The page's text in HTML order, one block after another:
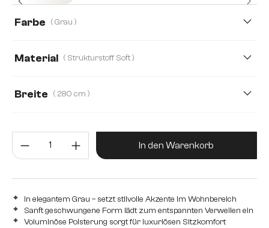
Farbe ( Grau )
Material ( Strukturstoff Soft )
Breite ( 280 cm )
Produkt Anzahl: Gib den
In den Warenkorb
In elegantem Grau – setzt stilvolle Akzente im Wohnbereich
Sanft geschwungene Form lädt zum entspannten Verweilen ein
Voluminöse Polsterung sorgt für luxuriösen Sitzkomfort